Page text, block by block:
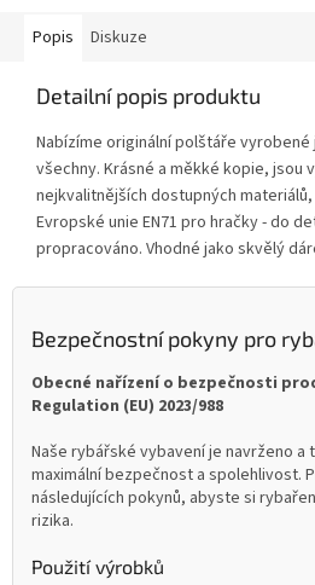
Popis Diskuze
Detailní popis produktu
Nabízíme originální polštáře
všechny. Krásné a měkké kopie, jsou
nejkvalitnějších dostupných
Evropské unie EN71 pro hračky - do
propracováno. Vhodné jako skvělý
Bezpečnostní pokyny pro
Obecné nařízení o bezpečnosti
Regulation (EU) 2023/988
Naše rybářské vybavení je navrženo a
maximální bezpečnost a spolehlivost.
následujících pokynů, abyste si
rizika.
Použití výrobků